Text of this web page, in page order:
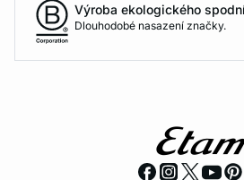
Výroba ekologického
Dlouhodobé nasazení značky.